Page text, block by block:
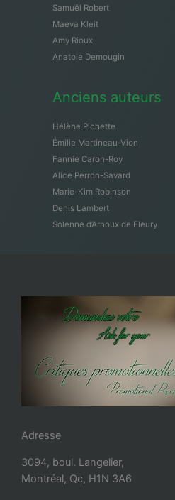
Samuël Robert
Maeva Kleit
Amy Rioux
Anatole Demougin
Anciens auteurs
Hélène Pichette
Émilie Martineau-Vion
Fannie Caron-Roy
Alice Perron-Savard
Marie-Kim Robinson
Denis Lambert
Solenne d’Arnoux de Fleury
Adresse
3094, boul. Langelier,
Montréal, Qc, H1N 3A6